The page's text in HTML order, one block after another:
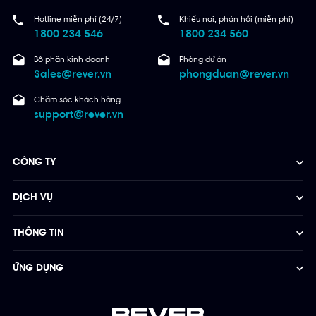
Hotline miễn phí (24/7)
1800 234 546
Khiếu nại, phản hồi (miễn phí)
1800 234 560
Bộ phận kinh doanh
Sales@rever.vn
Phòng dự án
phongduan@rever.vn
Chăm sóc khách hàng
support@rever.vn
CÔNG TY
DỊCH VỤ
THÔNG TIN
ỨNG DỤNG